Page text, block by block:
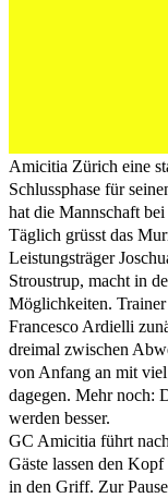
Amicitia Zürich eine
Schlussphase für
hat die Mannschaft
Täglich grüsst das
Leistungsträger
Stroustrup, macht in
Möglichkeiten.
Francesco Ardielli
dreimal zwischen
von Anfang an mit viel
dagegen. Mehr noch:
werden besser.
GC Amicitia führt
Gäste lassen den
in den Griff. Zur